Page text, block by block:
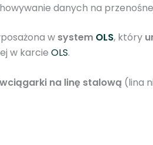
danych na
w system OLS, który
w karcie OLS.
na linę stalową (lina